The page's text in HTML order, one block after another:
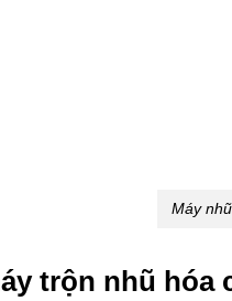
Máy
trộn nhũ hóa